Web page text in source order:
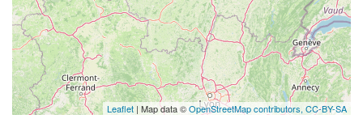
Leaflet | Map data ©OpenStreetMap contributors, CC-BY-SA